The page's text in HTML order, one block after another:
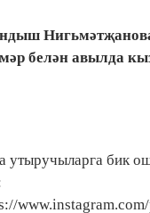
белән авылда
утыручыларга бик